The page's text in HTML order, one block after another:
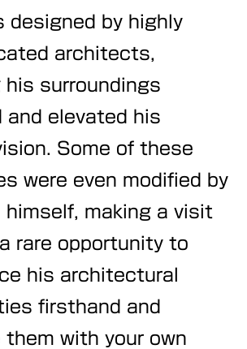
designed by highly
architects,
his surroundings
and elevated his
Some of these
were even modified by
himself, making a visit
rare opportunity to
his architectural
firsthand and
them with your own